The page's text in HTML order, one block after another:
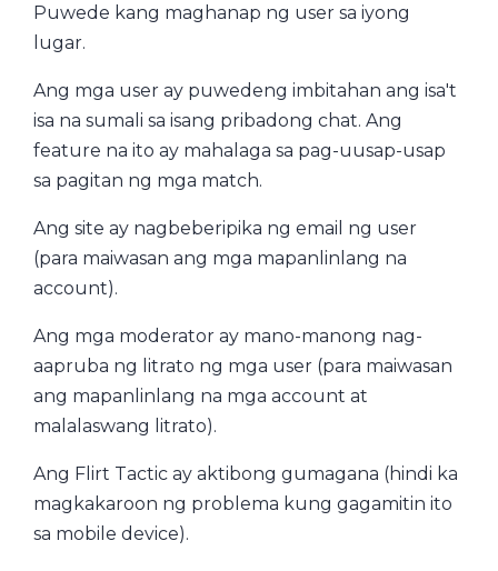
Puwede kang maghanap ng user sa iyong
lugar.
Ang mga user ay puwedeng imbitahan ang isa't
isa na sumali sa isang pribadong chat. Ang
feature na ito ay mahalaga sa pag-uusap-usap
sa pagitan ng mga match.
Ang site ay nagbeberipika ng email ng user
(para maiwasan ang mga mapanlinlang na
account).
Ang mga moderator ay mano-manong nag-
aapruba ng litrato ng mga user (para maiwasan
ang mapanlinlang na mga account at
malalaswang litrato).
Ang Flirt Tactic ay aktibong gumagana (hindi ka
magkakaroon ng problema kung gagamitin ito
sa mobile device).